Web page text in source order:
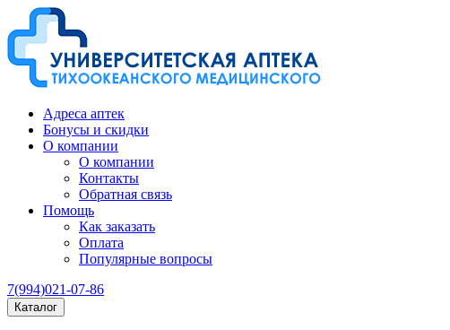
Адреса аптек
Бонусы и скидки
О компании
О компании
Контакты
Обратная связь
Помощь
Как заказать
Оплата
Популярные вопросы
7(994)021-07-86
Каталог